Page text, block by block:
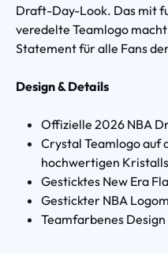
Draft-Day-Look. Das mit
veredelte Teamlogo
Statement für alle Fans
Design & Details
Offizielle 2026 NBA
Crystal Teamlogo auf
hochwertigen
Gesticktes New Era
Gestickter NBA
Teamfarbenes